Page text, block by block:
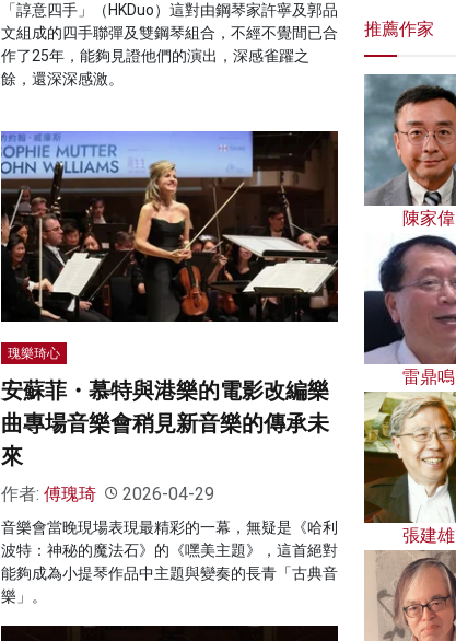
「諄意四手」（HKDuo）這對由鋼琴家許寧及郭品
文組成的四手聯彈及雙鋼琴組合，不經不覺間已合
作了25年，能夠見證他們的演出，深感雀躍之
餘，還深深感激。
瑰樂琦心
安蘇菲・慕特與港樂的電影改編樂
曲專場音樂會稍見新音樂的傳承未
來
作者: 傅瑰琦 2026-04-29
音樂會當晚現場表現最精彩的一幕，無疑是《哈利
波特：神秘的魔法石》的《嘿美主題》，這首絕對
能夠成為小提琴作品中主題與變奏的長青「古典音
樂」。
推薦作家
陳家偉
雷鼎鳴
張建雄